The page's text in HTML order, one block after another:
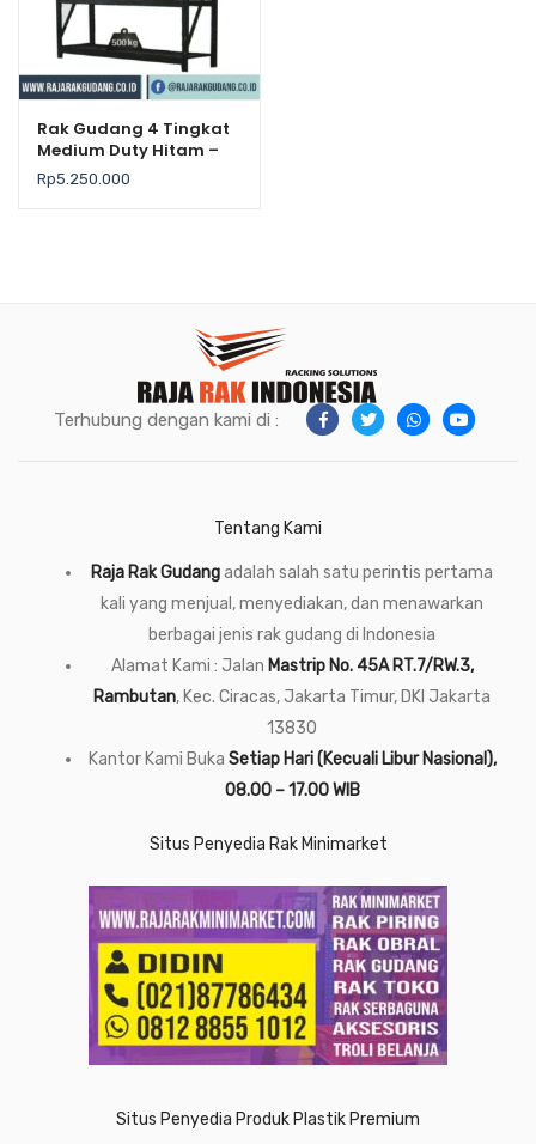
Rak Gudang 4 Tingkat
Medium Duty Hitam –
Krisbow
Rp5.250.000
Terhubung dengan kami di :
Tentang Kami
Raja Rak Gudangadalah salah satu perintis pertama
kali yang menjual, menyediakan, dan menawarkan
berbagai jenis rak gudang di Indonesia
Alamat Kami : Jalan Mastrip No. 45A RT.7/RW.3,
Rambutan, Kec. Ciracas, Jakarta Timur, DKI Jakarta
13830
Kantor Kami Buka Setiap Hari (Kecuali Libur Nasional),
08.00 – 17.00 WIB
Situs Penyedia Rak Minimarket
Situs Penyedia Produk Plastik Premium